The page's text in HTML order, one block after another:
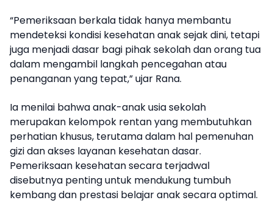
“Pemeriksaan berkala tidak hanya membantu
mendeteksi kondisi kesehatan anak sejak dini, tetapi
juga menjadi dasar bagi pihak sekolah dan orang tua
dalam mengambil langkah pencegahan atau
penanganan yang tepat,” ujar Rana.
Ia menilai bahwa anak-anak usia sekolah
merupakan kelompok rentan yang membutuhkan
perhatian khusus, terutama dalam hal pemenuhan
gizi dan akses layanan kesehatan dasar.
Pemeriksaan kesehatan secara terjadwal
disebutnya penting untuk mendukung tumbuh
kembang dan prestasi belajar anak secara optimal.